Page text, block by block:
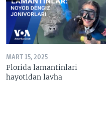
MART 15, 2025
Florida lamantinlari
hayotidan lavha